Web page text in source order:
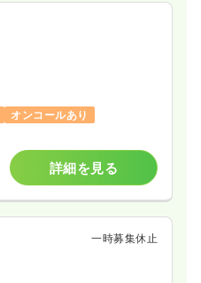
オンコールあり
詳細を見る
一時募集休止